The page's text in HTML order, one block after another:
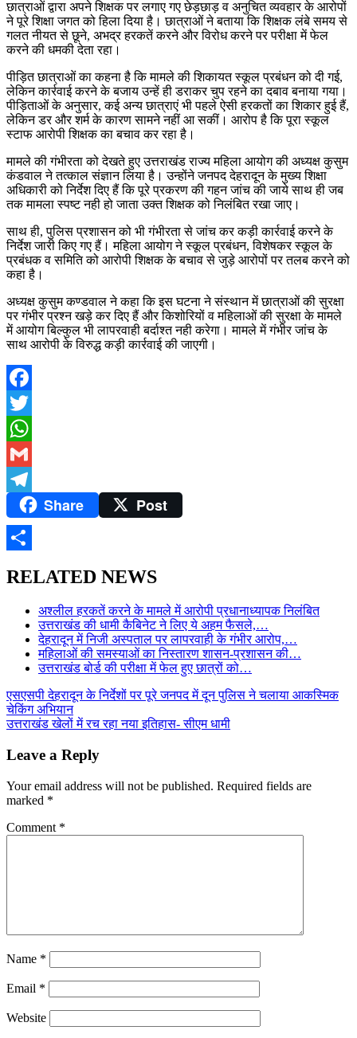
छात्राओं द्वारा अपने शिक्षक पर लगाए गए छेड़छाड़ व अनुचित व्यवहार के आरोपों
ने पूरे शिक्षा जगत को हिला दिया है। छात्राओं ने बताया कि शिक्षक लंबे समय से
गलत नीयत से छूने, अभद्र हरकतें करने और विरोध करने पर परीक्षा में फेल
करने की धमकी देता रहा।
पीड़ित छात्राओं का कहना है कि मामले की शिकायत स्कूल प्रबंधन को दी गई,
लेकिन कार्रवाई करने के बजाय उन्हें ही डराकर चुप रहने का दबाव बनाया गया।
पीड़िताओं के अनुसार, कई अन्य छात्राएं भी पहले ऐसी हरकतों का शिकार हुई हैं,
लेकिन डर और शर्म के कारण सामने नहीं आ सकीं। आरोप है कि पूरा स्कूल
स्टाफ आरोपी शिक्षक का बचाव कर रहा है।
मामले की गंभीरता को देखते हुए उत्तराखंड राज्य महिला आयोग की अध्यक्ष कुसुम
कंडवाल ने तत्काल संज्ञान लिया है। उन्होंने जनपद देहरादून के मुख्य शिक्षा
अधिकारी को निर्देश दिए हैं कि पूरे प्रकरण की गहन जांच की जाये साथ ही जब
तक मामला स्पष्ट नही हो जाता उक्त शिक्षक को निलंबित रखा जाए।
साथ ही, पुलिस प्रशासन को भी गंभीरता से जांच कर कड़ी कार्रवाई करने के
निर्देश जारी किए गए हैं। महिला आयोग ने स्कूल प्रबंधन, विशेषकर स्कूल के
प्रबंधक व समिति को आरोपी शिक्षक के बचाव से जुड़े आरोपों पर तलब करने को
कहा है।
अध्यक्ष कुसुम कण्डवाल ने कहा कि इस घटना ने संस्थान में छात्राओं की सुरक्षा
पर गंभीर प्रश्न खड़े कर दिए हैं और किशोरियों व महिलाओं की सुरक्षा के मामले
में आयोग बिल्कुल भी लापरवाही बर्दाश्त नही करेगा। मामले में गंभीर जांच के
साथ आरोपी के विरुद्ध कड़ी कार्रवाई की जाएगी।
Facebook
Twitter
WhatsApp
Gmail
TelegramShare Post
RELATED NEWS
अश्लील हरकतें करने के मामले में आरोपी प्रधानाध्यापक निलंबित
उत्तराखंड की धामी कैबिनेट ने लिए ये अहम फैसले,…
देहरादून में निजी अस्पताल पर लापरवाही के गंभीर आरोप,…
महिलाओं की समस्याओं का निस्तारण शासन-प्रशासन की…
उत्तराखंड बोर्ड की परीक्षा में फेल हुए छात्रों को…
Post
navigation
एसएसपी देहरादून के निर्देशों पर पूरे जनपद में दून पुलिस ने चलाया आकस्मिक
चेकिंग अभियान
उत्तराखंड खेलों में रच रहा नया इतिहास- सीएम धामी
Leave a Reply
Your email address will not be published. Required fields are
marked *
Comment *
Name *
Email *
Website